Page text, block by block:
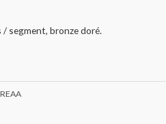
/ segment, bronze doré.
REAA